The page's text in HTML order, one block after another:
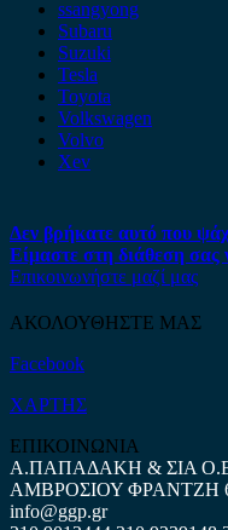
ssangyong
Subaru
Suzuki
Tesla
Toyota
Volkswagen
Volvo
Xev
Δεν βρήκατε αυτό που
Είμαστε στη διάθεση
Επικοινωνήστε μαζί μας
ΑΚΟΛΟΥΘΗΣΤΕ ΜΑΣ
Facebook
ΧΑΡΤΗΣ
ΕΠΙΚΟΙΝΩΝΙΑ
Α.ΠΑΠΑΔΑΚΗ & ΣΙΑ
ΑΜΒΡΟΣΙΟΥ ΦΡΑΝΤΖΗ
info@ggp.gr